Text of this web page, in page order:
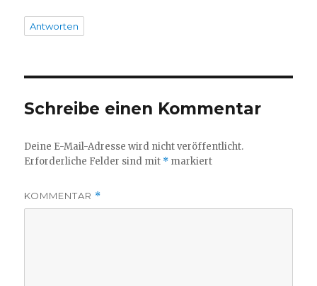
Antworten
Schreibe einen Kommentar
Deine E-Mail-Adresse wird nicht veröffentlicht.
Erforderliche Felder sind mit * markiert
KOMMENTAR *